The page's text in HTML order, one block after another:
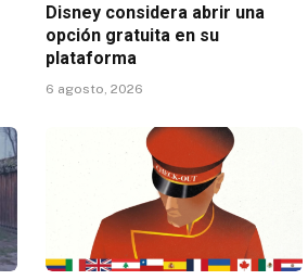
Disney considera abrir una
opción gratuita en su
plataforma
6 agosto, 2026